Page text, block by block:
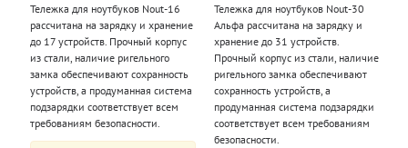
Тележка для ноутбуков Nout-16
рассчитана на зарядку и хранение
до 17 устройств. Прочный корпус
из стали, наличие ригельного
замка обеспечивают сохранность
устройств, а продуманная система
подзарядки соответствует всем
требованиям безопасности.
Тележка для ноутбуков Nout-30
Альфа рассчитана на зарядку и
хранение до 31 устройств.
Прочный корпус из стали, наличие
ригельного замка обеспечивают
сохранность устройств, а
продуманная система подзарядки
соответствует всем требованиям
безопасности.